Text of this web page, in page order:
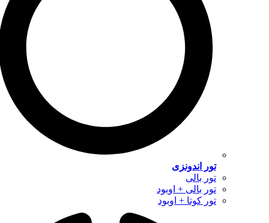
تور اندونزی
تور بالی
تور بالی + اوبود
تور کوتا + اوبود